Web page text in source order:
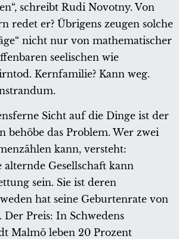
schreibt Rudi Novotny. Von
redet er? Übrigens zeugen solche
nicht nur von mathematischer
seelischen wie
Kernfamilie? Kann weg.
Sicht auf die Dinge ist der
behöbe das Problem. Wer zwei
kann, versteht:
Gesellschaft kann
sein. Sie ist deren
hat seine Geburtenrate von
Der Preis: In Schwedens
Malmö leben 20 Prozent